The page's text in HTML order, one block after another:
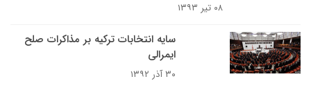
۰۸ تیر ۱۳۹۳
سایه انتخابات ترکیه بر مذاکرات صلح
ایمرالی
۳۰ آذر ۱۳۹۲